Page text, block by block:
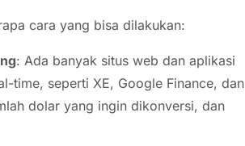
cara yang bisa dilakukan:
: Ada banyak situs web dan aplikasi
time, seperti XE, Google Finance, dan
dolar yang ingin dikonversi, dan